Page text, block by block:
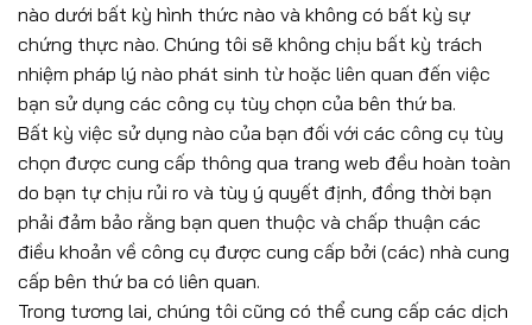
nào dưới bất kỳ hình thức nào và không có bất kỳ sự
chứng thực nào. Chúng tôi sẽ không chịu bất kỳ trách
nhiệm pháp lý nào phát sinh từ hoặc liên quan đến việc
bạn sử dụng các công cụ tùy chọn của bên thứ ba.
Bất kỳ việc sử dụng nào của bạn đối với các công cụ tùy
chọn được cung cấp thông qua trang web đều hoàn toàn
do bạn tự chịu rủi ro và tùy ý quyết định, đồng thời bạn
phải đảm bảo rằng bạn quen thuộc và chấp thuận các
điều khoản về công cụ được cung cấp bởi (các) nhà cung
cấp bên thứ ba có liên quan.
Trong tương lai, chúng tôi cũng có thể cung cấp các dịch